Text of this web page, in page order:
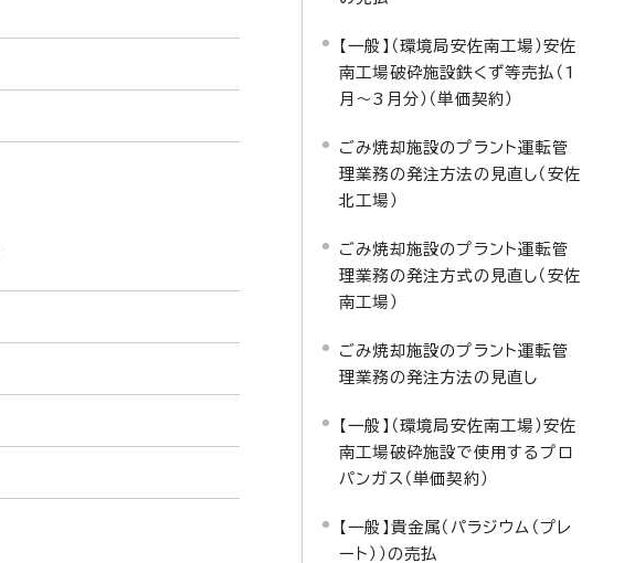
【一般】（環境局安佐南工場）安佐
南工場破砕施設鉄くず等売払（1
月～3月分）（単価契約）
ごみ焼却施設のプラント運転管
理業務の発注方法の見直し（安佐
北工場）
ごみ焼却施設のプラント運転管
理業務の発注方式の見直し（安佐
南工場）
ごみ焼却施設のプラント運転管
理業務の発注方法の見直し
【一般】（環境局安佐南工場）安佐
南工場破砕施設で使用するプロ
パンガス（単価契約）
【一般】貴金属（パラジウム（プレ
ート））の売払